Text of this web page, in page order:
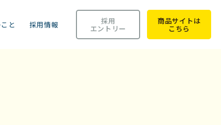
と 採用情報
採用
エントリー
商品サイトは
こちら